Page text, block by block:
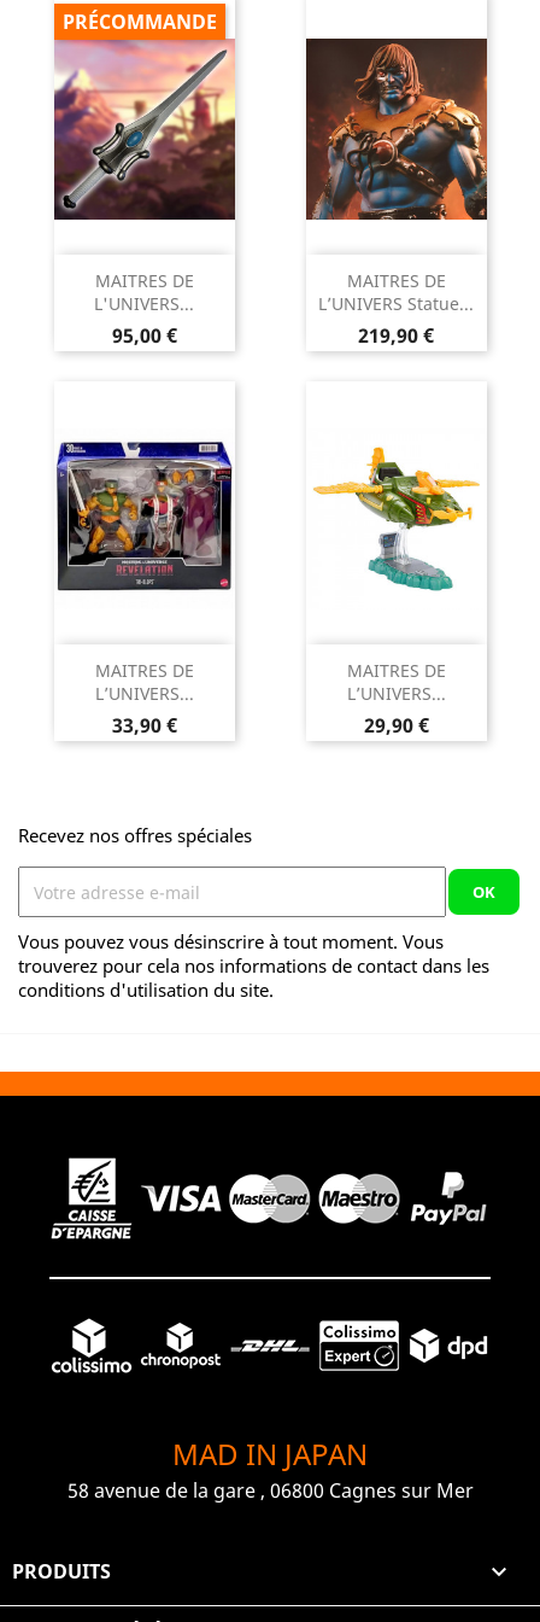
MAITRES DE
L'UNIVERS...
Prix
95,00 €
PRÉCOMMANDE
MAITRES DE
L’UNIVERS Statue...
Prix
219,90 €
MAITRES DE
L’UNIVERS...
Prix
33,90 €
MAITRES DE
L’UNIVERS...
Prix
29,90 €
Recevez nos offres spéciales
Vous pouvez vous désinscrire à tout moment. Vous
trouverez pour cela nos informations de contact dans les
conditions d'utilisation du site.
MAD IN JAPAN
58 avenue de la gare , 06800 Cagnes sur Mer
PRODUITS 